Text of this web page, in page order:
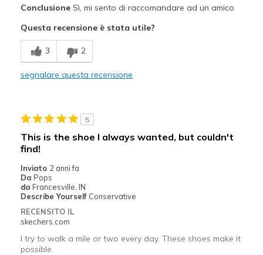
Migliori Utilizzi:
Casual Wear
View On Shoes
Shoes are for Wearing
ConclusioneSì, mi sento di raccomandare ad un amico
Questa recensione è stata utile?
3 2
segnalare questa recensione
5
This is the shoe I always wanted, but couldn't
find!
Inviato 2 anni fa
Da Pops
da Francesville, IN
Describe Yourself Conservative
RECENSITO IL
skechers.com
I try to walk a mile or two every day. These shoes make it
possible.